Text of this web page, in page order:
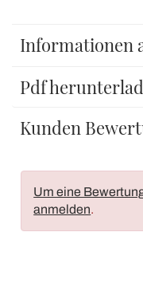
Informationen
Pdf
Kunden
Um eine
anmelden.